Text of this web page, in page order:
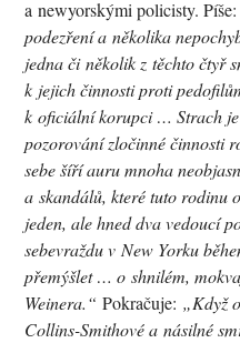
a newyorskými policisty. Píše:
podezření a několika
jedna či několik z těchto čtyř
k jejich činnosti proti
k oficiální korupci … Strach
pozorování zločinné činnosti
sebe šíří auru mnoha
a skandálů, které tuto rodinu
jeden, ale hned dva vedoucí
sebevraždu v New Yorku
přemýšlet … o shnilém,
Weinera.“ Pokračuje: „Když
Collins-Smithové a násilné